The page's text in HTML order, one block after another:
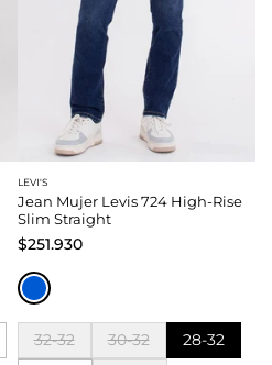
LEVI'S
Jean Mujer Levis 724 High-Rise
Slim Straight
$251.930
32-32 30-32
28-32